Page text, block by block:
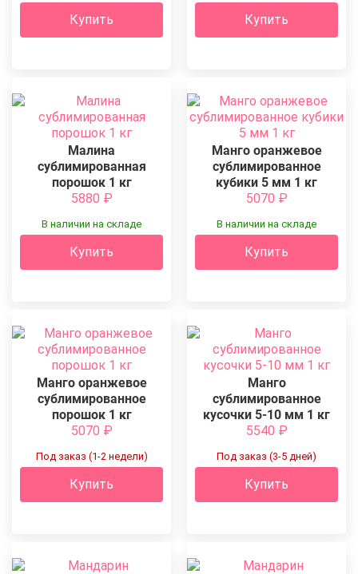
Купить Купить
Малина
сублимированная
порошок 1 кг
5880 ₽
В наличии на складе
Купить
Манго оранжевое
сублимированное
кубики 5 мм 1 кг
5070 ₽
В наличии на складе
Купить
Манго оранжевое
сублимированное
порошок 1 кг
5070 ₽
Под заказ (1-2 недели)
Купить
Манго
сублимированное
кусочки 5-10 мм 1 кг
5540 ₽
Под заказ (3-5 дней)
Купить